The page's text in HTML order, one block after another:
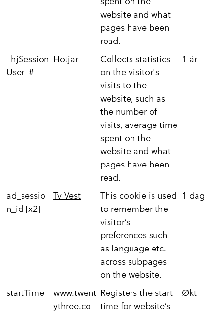
website and what
pages have been
read.
_hjSession
User_#
Hotjar
Collects statistics
on the visitor's
visits to the
website, such as
the number of
visits, average time
spent on the
website and what
pages have been
read.
1 år
ad_sessio
n_id [x2]
Tv Vest
This cookie is used
to remember the
visitor’s
preferences such
as language etc.
across subpages
on the website.
1 dag
startTime
www.twent
ythree.co
Registers the start
time for website’s
Økt